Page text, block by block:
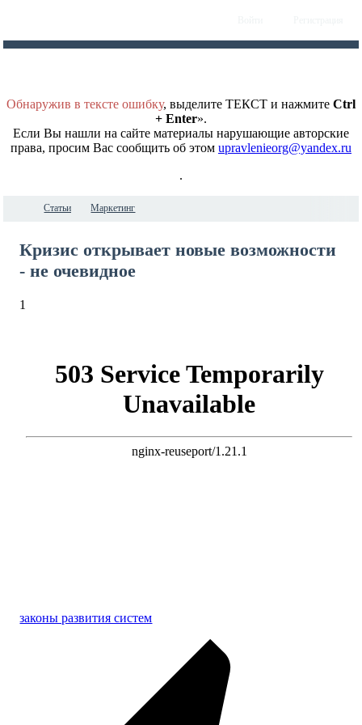
Обнаружив в тексте ошибку, выделите ТЕКСТ и нажмите Ctrl
+ Enter».
Если Вы нашли на сайте материалы нарушающие авторские
права, просим Вас сообщить об этом upravlenieorg@yandex.ru
.
Статьи Маркетинг
Кризис открывает новые возможности
- не очевидное
1
законы развития систем